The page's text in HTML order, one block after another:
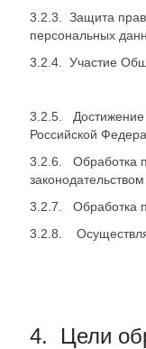
3.2.3. Защита прав
персональных
3.2.4. Участие
3.2.5. Достижение
Российской
3.2.6. Обработка
3.2.7. Обработка
3.2.8.
4. Цели